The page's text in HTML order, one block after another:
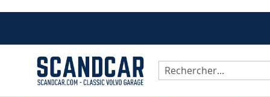
contenu
Rechercher